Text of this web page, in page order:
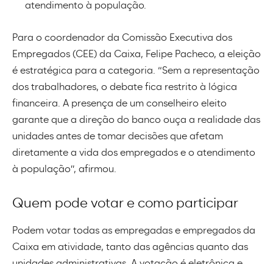
atendimento à população.
Para o coordenador da Comissão Executiva dos
Empregados (CEE) da Caixa, Felipe Pacheco, a eleição
é estratégica para a categoria. “Sem a representação
dos trabalhadores, o debate fica restrito à lógica
financeira. A presença de um conselheiro eleito
garante que a direção do banco ouça a realidade das
unidades antes de tomar decisões que afetam
diretamente a vida dos empregados e o atendimento
à população”, afirmou.
Quem pode votar e como participar
Podem votar todas as empregadas e empregados da
Caixa em atividade, tanto das agências quanto das